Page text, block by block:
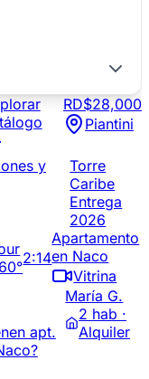
RD$28,000
Piantini
y
Torre
Caribe
Entrega
2026
2:14
Apartamento
en Naco
Vitrina
apt.
María G.
2 hab ·
Alquiler